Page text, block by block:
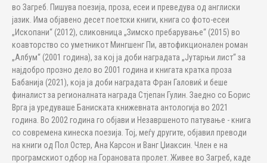
во Загреб. Пишува поезија, проза, есеи и преведува од англиски
јазик. Има објавено десет поетски книги, книга со фото-есеи
„Ископани“ (2012), сликовница „Зимско пребарување“ (2015) во
коавторство со уметникот Мингшенг Пи, автофикционален роман
„Албум“ (2001 година), за кој ја доби наградата „Јутарњи лист“ за
најдобро прозно дело во 2001 година и книгата кратка проза
Бабанија (2021), која ја доби наградата Фран Галовиќ и беше
финалист за регионалната награда Стјепан Гулин. Заедно со Борис
Врга ја уредуваше Баниската книжевната антологија во 2021
година. Во 2002 година го објави и Незавршеното патување - книга
со современа кинеска поезија. Тој, меѓу другите, објавил преводи
на книги од Пол Остер, Ана Карсон и Ванг Џиаксин. Член е на
програмскиот одбор на Горановата пролет. Живее во Загреб, каде